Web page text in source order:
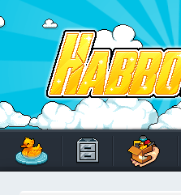
Skip
to
content
Un viaggio di pixel!